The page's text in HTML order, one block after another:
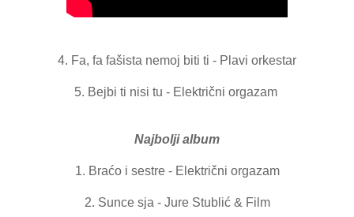
4. Fa, fa fašista nemoj biti ti - Plavi orkestar
5. Bejbi ti nisi tu - Električni orgazam
Najbolji album
1. Braćo i sestre - Električni orgazam
2. Sunce sja - Jure Stublić & Film